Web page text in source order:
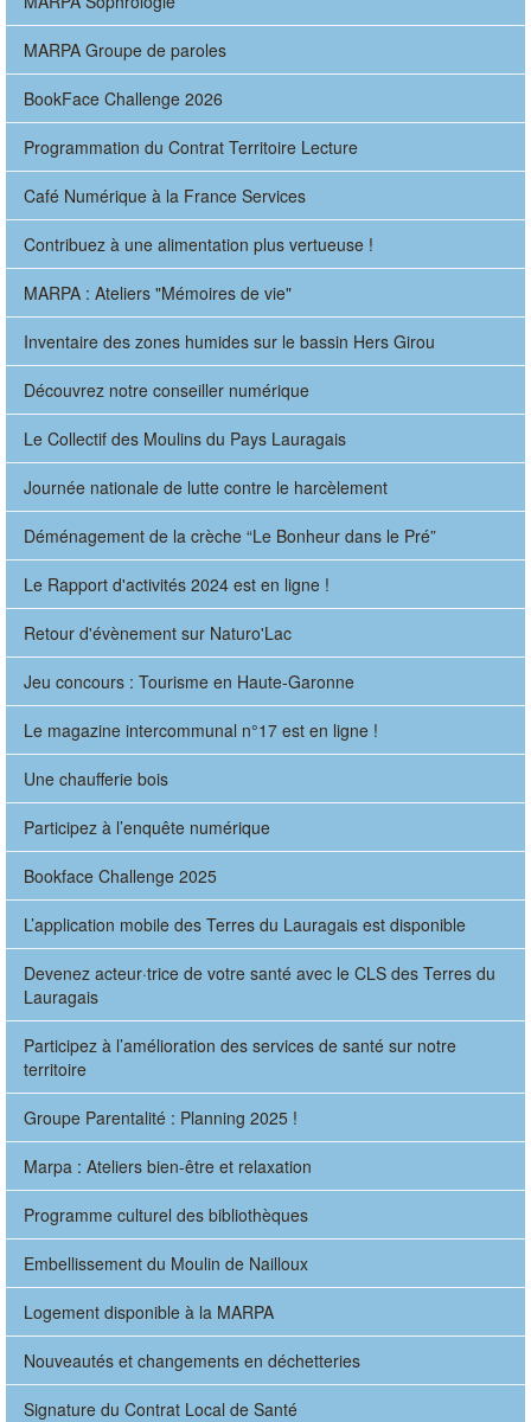
MARPA Groupe de paroles
BookFace Challenge 2026
Programmation du Contrat Territoire Lecture
Café Numérique à la France Services
Contribuez à une alimentation plus vertueuse !
MARPA : Ateliers "Mémoires de vie"
Inventaire des zones humides sur le bassin Hers Girou
Découvrez notre conseiller numérique
Le Collectif des Moulins du Pays Lauragais
Journée nationale de lutte contre le harcèlement
Déménagement de la crèche “Le Bonheur dans le Pré”
Le Rapport d'activités 2024 est en ligne !
Retour d'évènement sur Naturo'Lac
Jeu concours : Tourisme en Haute-Garonne
Le magazine intercommunal n°17 est en ligne !
Une chaufferie bois
Participez à l’enquête numérique
Bookface Challenge 2025
L’application mobile des Terres du Lauragais est disponible
Devenez acteur·trice de votre santé avec le CLS des Terres du
Lauragais
Participez à l’amélioration des services de santé sur notre
territoire
Groupe Parentalité : Planning 2025 !
Marpa : Ateliers bien-être et relaxation
Programme culturel des bibliothèques
Embellissement du Moulin de Nailloux
Logement disponible à la MARPA
Nouveautés et changements en déchetteries
Signature du Contrat Local de Santé